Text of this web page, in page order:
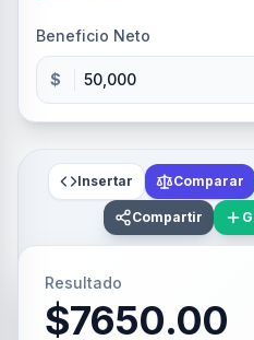
Beneficio Neto
$
Insertar Comparar
Compartir
Resultado
$7650.00